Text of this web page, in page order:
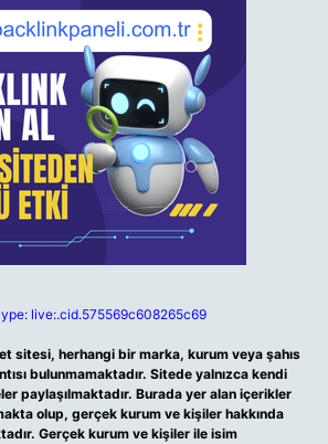
live:.cid.575569c608265c69
sitesi, herhangi bir marka, kurum veya şahıs
bulunmamaktadır. Sitede yalnızca kendi
paylaşılmaktadır. Burada yer alan içerikler
olup, gerçek kurum ve kişiler hakkında
Gerçek kurum ve kişiler ile isim